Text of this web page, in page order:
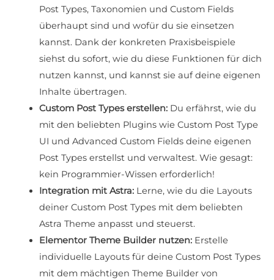
Post Types, Taxonomien und Custom Fields
überhaupt sind und wofür du sie einsetzen
kannst. Dank der konkreten Praxisbeispiele
siehst du sofort, wie du diese Funktionen für dich
nutzen kannst, und kannst sie auf deine eigenen
Inhalte übertragen.
Custom Post Types erstellen:Du erfährst, wie du
mit den beliebten Plugins wie Custom Post Type
UI und Advanced Custom Fields deine eigenen
Post Types erstellst und verwaltest. Wie gesagt:
kein Programmier-Wissen erforderlich!
Integration mit Astra:Lerne, wie du die Layouts
deiner Custom Post Types mit dem beliebten
Astra Theme anpasst und steuerst.
Elementor Theme Builder nutzen:Erstelle
individuelle Layouts für deine Custom Post Types
mit dem mächtigen Theme Builder von